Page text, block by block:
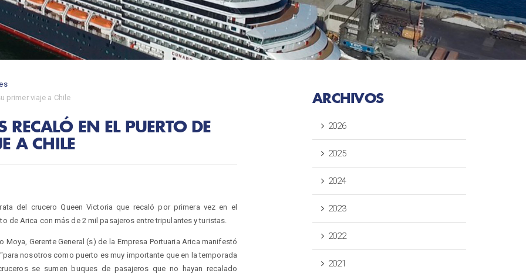
primer viaje a Chile
EN EL PUERTO DE
A CHILE
del crucero Queen Victoria que recaló por primera vez en el
de Arica con más de 2 mil pasajeros entre tripulantes y turistas.
Moya, Gerente General (s) de la Empresa Portuaria Arica manifestó
nosotros como puerto es muy importante que en la temporada
se sumen buques de pasajeros que no hayan recalado
ARCHIVOS
2026
2025
2024
2023
2022
2021